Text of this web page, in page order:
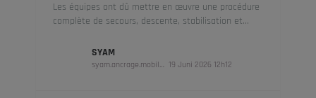
Les équipes ont dû mettre en œuvre une procédure
complète de secours, descente, stabilisation et...
SYAM
syam.ancrage.mobile 19 Juni 2026 12h12